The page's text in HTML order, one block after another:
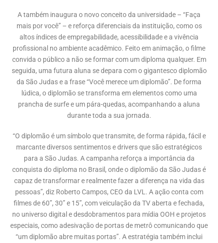
A também inaugura o novo conceito da universidade – “Faça
mais por você” – e reforça diferenciais da instituição, como os
altos índices de empregabilidade, acessibilidade e a vivência
profissional no ambiente acadêmico. Feito em animação, o filme
convida o público a não se formar com um diploma qualquer. Em
seguida, uma futura aluna se depara com o gigantesco diplomão
da São Judas e a frase “Você merece um diplomão”. De forma
lúdica, o diplomão se transforma em elementos como uma
prancha de surfe e um pára-quedas, acompanhando a aluna
durante toda a sua jornada.
“O diplomão é um símbolo que transmite, de forma rápida, fácil e
marcante diversos sentimentos e drivers que são estratégicos
para a São Judas. A campanha reforça a importância da
conquista do diploma no Brasil, onde o diplomão da São Judas é
capaz de transformar e realmente fazer a diferença na vida das
pessoas”, diz Roberto Campos, CEO da LVL. A ação conta com
filmes de 60”, 30” e 15”, com veiculação da TV aberta e fechada,
no universo digital e desdobramentos para mídia OOH e projetos
especiais, como adesivação de portas de metrô comunicando que
“um diplomão abre muitas portas”. A estratégia também inclui